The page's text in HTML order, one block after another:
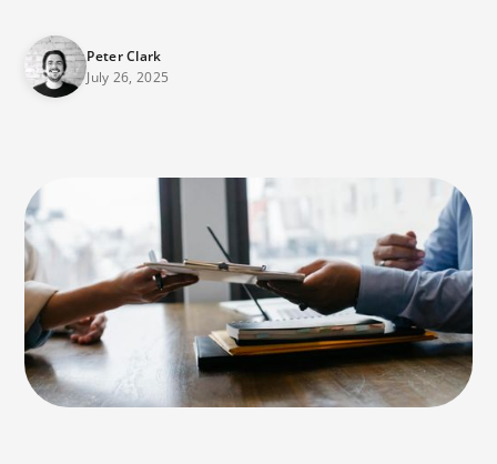
Peter Clark
July 26, 2025